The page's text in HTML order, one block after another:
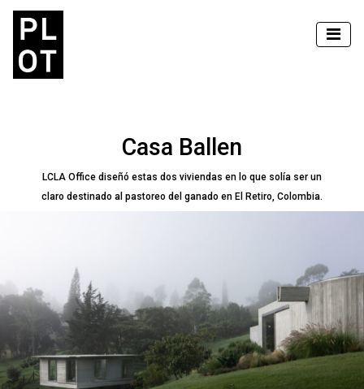
Casa Ballen
LCLA Office diseñó estas dos viviendas en lo que solía ser un
claro destinado al pastoreo del ganado en El Retiro, Colombia.